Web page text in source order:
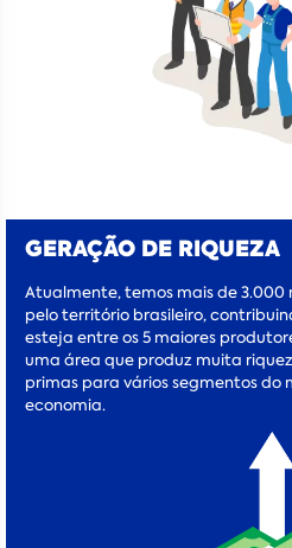
GERAÇÃO DE RIQUEZA
Atualmente, temos mais de 3.000
pelo território brasileiro,
esteja entre os 5 maiores
uma área que produz muita
primas para vários segmentos do
economia.